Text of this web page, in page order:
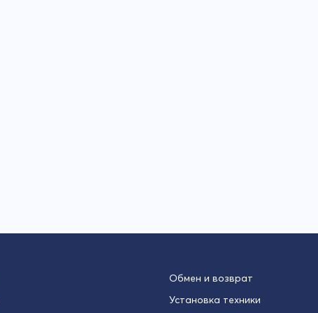
Обмен и возврат
Установка техники